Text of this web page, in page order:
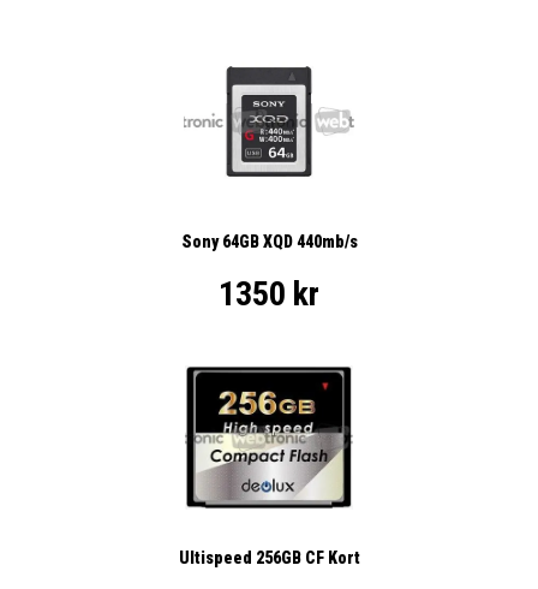
Sony 64GB XQD 440mb/s
1350 kr
Ultispeed 256GB CF Kort